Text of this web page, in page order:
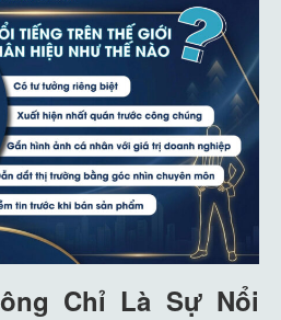
Chỉ Là Sự Nổi